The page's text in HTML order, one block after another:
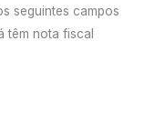
seguintes campos
têm nota fiscal